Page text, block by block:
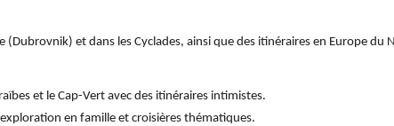
(Dubrovnik) et dans les Cyclades, ainsi que des itinéraires en Europe
et le Cap-Vert avec des itinéraires intimistes.
en famille et croisières thématiques.